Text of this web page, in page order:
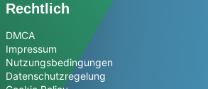
Rechtlich
DMCA
Impressum
Nutzungsbedingungen
Datenschutzregelung